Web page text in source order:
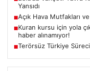
Yansıdı
■Açık Hava Mutfakları
■Kuran kursu için yola
haber alınamıyor!
■Terörsüz Türkiye